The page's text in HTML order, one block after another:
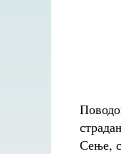
Сење,